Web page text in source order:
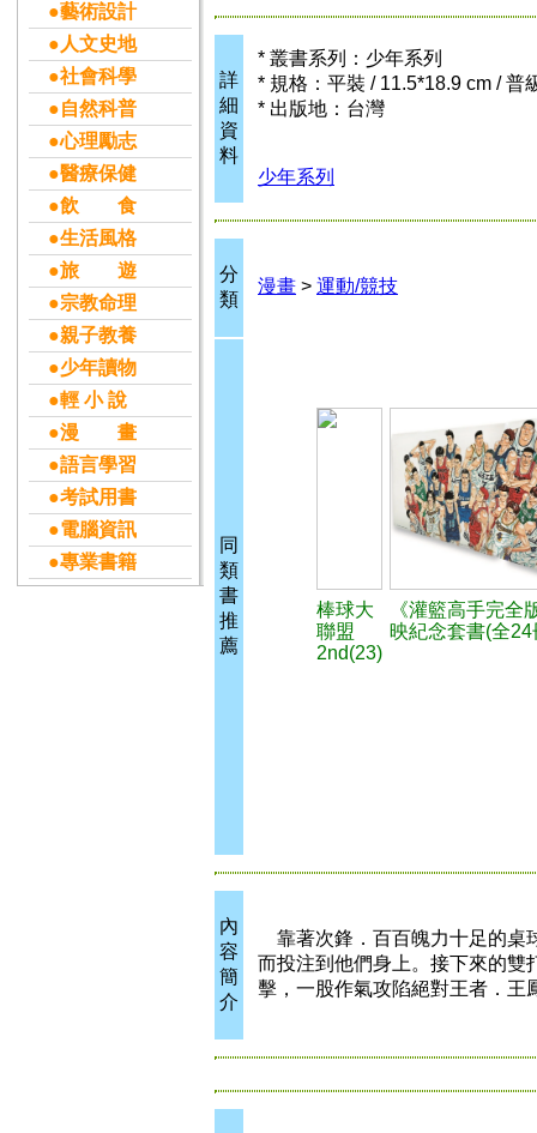
●藝術設計
●人文史地
●社會科學
●自然科普
●心理勵志
●醫療保健
●飲 食
●生活風格
●旅 遊
●宗教命理
●親子教養
●少年讀物
●輕 小 說
●漫 畫
●語言學習
●考試用書
●電腦資訊
●專業書籍
詳
細
資
料
* 叢書系列：少年系列
* 規格：平裝 / 11.5*18.9 cm / 普
* 出版地：台灣
少年系列
分
類
漫畫 > 運動/競技
同
類
書
推
薦
棒球大
聯盟
2nd(23)
《灌籃高手完全
映紀念套書(全24
內
容
簡
介
靠著次鋒．百百魄力十足的桌
而投注到他們身上。接下來的雙
擊，一股作氣攻陷絕對王者．王